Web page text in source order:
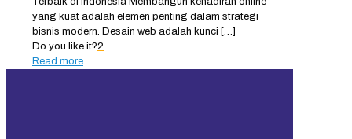
yang kuat adalah elemen penting dalam strategi
bisnis modern. Desain web adalah kunci […]
Do you like it?2
Read more